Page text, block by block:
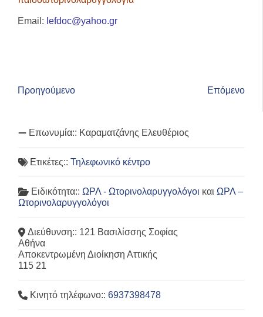
Email: lefdoc@yahoo.gr
Προηγούμενο Επόμενο
Επωνυμία:: Καραματζάνης Ελευθέριος
Ετικέτες::Τηλεφωνικό κέντρο
Ειδικότητα:: ΩΡΛ - Ωτορινολαρυγγολόγοι και ΩΡΛ –
Ωτορινολαρυγγολόγοι
Διεύθυνση:: 121 Βασιλίσσης Σοφίας
Αθήνα
Αποκεντρωμένη Διοίκηση Αττικής
115 21
Κινητό τηλέφωνο::6937398478